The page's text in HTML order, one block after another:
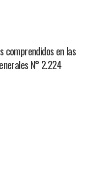
comprendidos en las
N° 2.224